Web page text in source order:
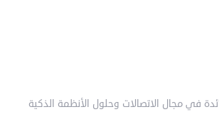
في مجال الاتصالات وحلول الأنظمة الذكية